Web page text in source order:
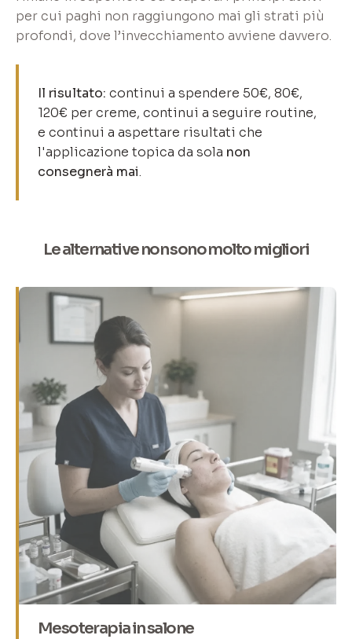
per cui paghi non raggiungono mai gli strati più
profondi, dove l’invecchiamento avviene davvero.
Il risultato: continui a spendere 50€, 80€,
120€ per creme, continui a seguire routine,
e continui a aspettare risultati che
l'applicazione topica da sola non
consegnerà mai.
Le alternative non sono molto migliori
Mesoterapia in salone